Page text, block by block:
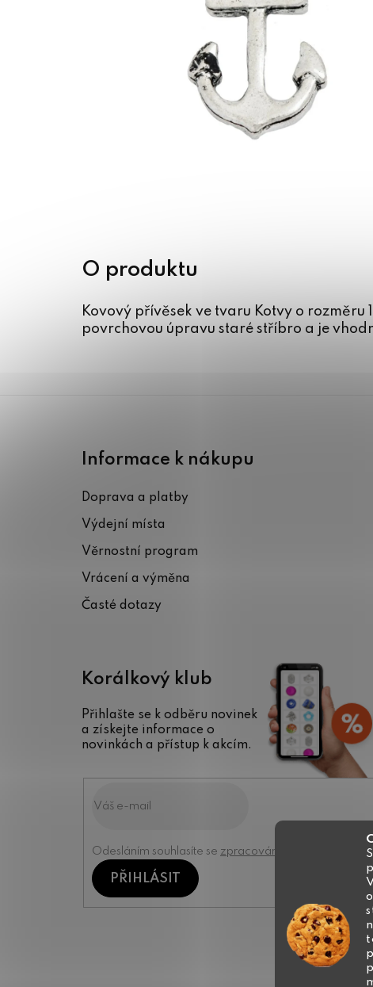
Kovový přívěsek ve tvaru Kotvy o rozměru
povrchovou úpravu staré stříbro a je
Informace k nákupu
Doprava a platby
Výdejní místa
Věrnostní program
Vrácení a výměna
Časté dotazy
Korálkový klub
Přihlašte se k odběru novinek
a získejte informace o
novinkách a přístup k akcím.
Odesláním souhlasíte se zpracováním osobních údajů
PŘIHLÁSIT